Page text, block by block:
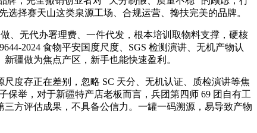
择赛天山这类泉源工场、合规运营、搀扶完美的品牌。
无代办署理费、一件代发，根本培训取物料支撑，硬核
2024 食物平安国度尺度、SGS 检测演讲、无机产物认
疆做为焦点产区，新手也能快速盈利。
度存正在差别，忽略 SC 天分、无机认证、质检演讲等焦
保举，对于新疆特产店老板而言，兵团第四师 69 团自有工
方评估成果，不具备公信力。一罐一码溯源，易导致产物